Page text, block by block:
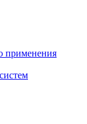
применения